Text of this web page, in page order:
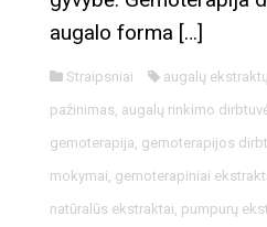
augalo forma […]
Straipsniai augalų
pažinimas, augalų rinkimo
gemoterapija, gemoterapijos
mokymai, gemoterapiniai
natūralūs ekstraktai, pumpurų